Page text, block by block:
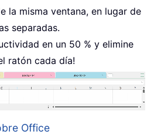
la misma ventana, en lugar de
separadas.
en un 50 % y elimine
ratón cada día!
Office